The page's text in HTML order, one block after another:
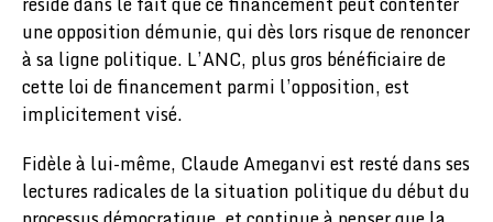
une opposition démunie, qui dès lors risque de renoncer
à sa ligne politique. L’ANC, plus gros bénéficiaire de
cette loi de financement parmi l’opposition, est
implicitement visé.
Fidèle à lui-même, Claude Ameganvi est resté dans ses
lectures radicales de la situation politique du début du